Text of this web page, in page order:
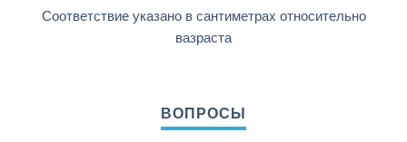
Соответствие указано в сантиметрах относительно
вазраста